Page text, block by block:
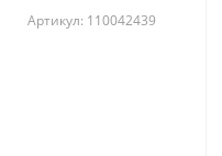
Артикул: 110042439